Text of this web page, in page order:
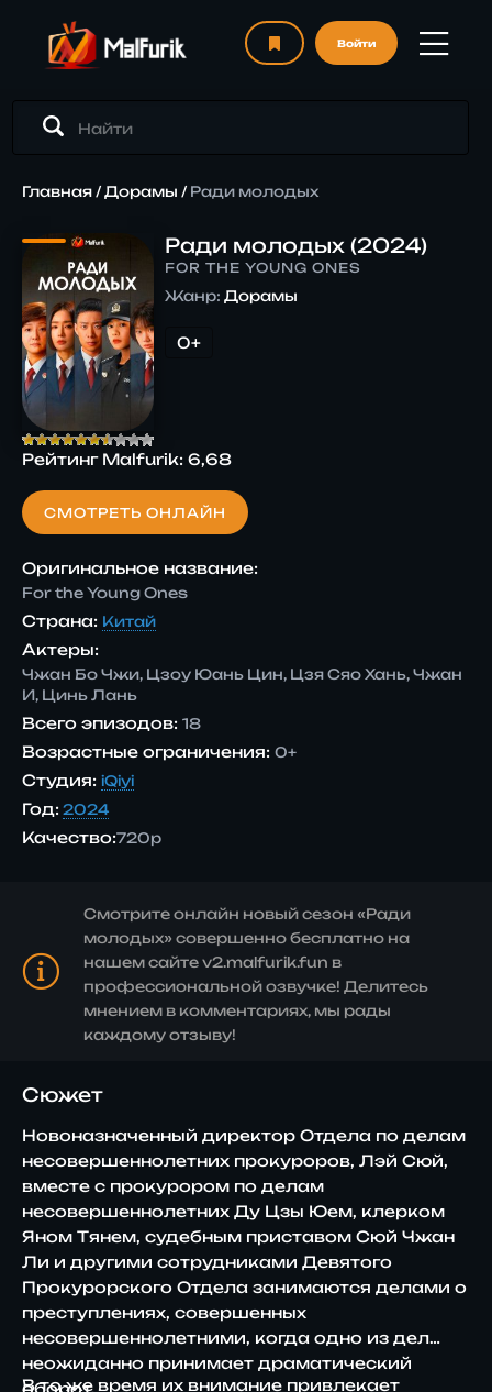
Войти
Главная/Дорамы / Ради молодых
Ради молодых (2024)
FOR THE YOUNG ONES
Жанр: Дорамы
0+
Рейтинг Malfurik: 6,68
СМОТРЕТЬ ОНЛАЙН
Оригинальное название:
For the Young Ones
Страна: Китай
Актеры:
Чжан Бо Чжи, Цзоу Юань Цин, Цзя Сяо Хань, Чжан
И, Цинь Лань
Всего эпизодов: 18
Возрастные ограничения: 0+
Студия: iQiyi
Год:2024
Качество:720p
Смотрите онлайн новый сезон «Ради
молодых» совершенно бесплатно на
нашем сайте v2.malfurik.fun в
профессиональной озвучке! Делитесь
мнением в комментариях, мы рады
каждому отзыву!
Сюжет
Новоназначенный директор Отдела по делам
несовершеннолетних прокуроров, Лэй Сюй,
вместе с прокурором по делам
несовершеннолетних Ду Цзы Юем, клерком
Яном Тянем, судебным приставом Сюй Чжан
Ли и другими сотрудниками Девятого
Прокурорского Отдела занимаются делами о
преступлениях, совершенных
несовершеннолетними, когда одно из дел
неожиданно принимает драматический
оборот.
В то же время их внимание привлекает